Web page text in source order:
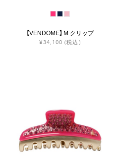
【VENDOME】 M クリップ
¥34,100 (税込)